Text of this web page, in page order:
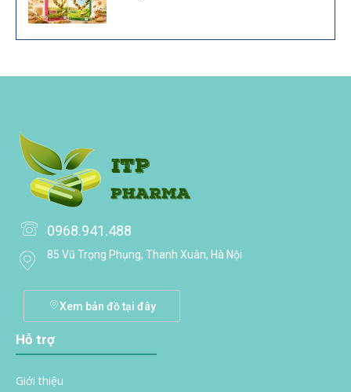
0968.941.488
85 Vũ Trọng Phụng, Thanh Xuân, Hà Nội
Xem bản đồ tại đây
Hỗ trợ
Giới thiệu